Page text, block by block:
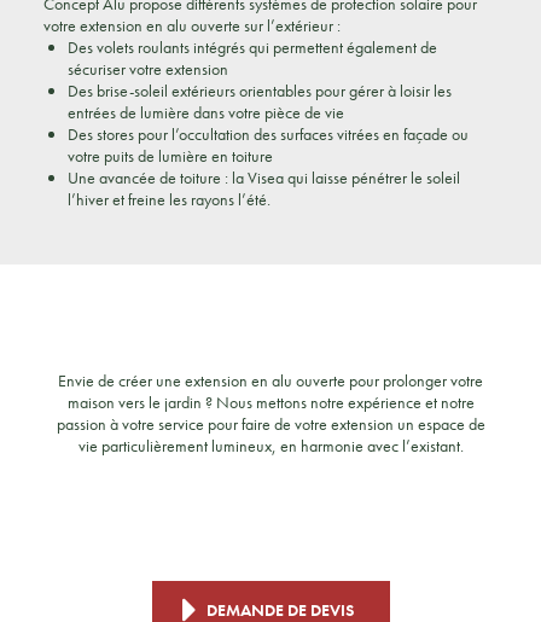
votre extension en alu ouverte sur l’extérieur :
Des volets roulants intégrés qui permettent également de
sécuriser votre extension
Des brise-soleil extérieurs orientables pour gérer à loisir les
entrées de lumière dans votre pièce de vie
Des stores pour l’occultation des surfaces vitrées en façade ou
votre puits de lumière en toiture
Une avancée de toiture : la Visea qui laisse pénétrer le soleil
l’hiver et freine les rayons l’été.
Envie de créer une extension en alu ouverte pour prolonger votre
maison vers le jardin ? Nous mettons notre expérience et notre
passion à votre service pour faire de votre extension un espace de
vie particulièrement lumineux, en harmonie avec l’existant.
DEMANDE DE DEVIS